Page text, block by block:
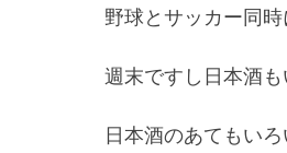
野球とサッカー同
週末ですし日本酒
日本酒のあてもい